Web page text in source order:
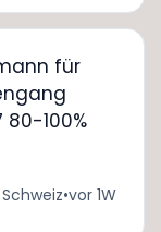
für
100%
•vor 1W